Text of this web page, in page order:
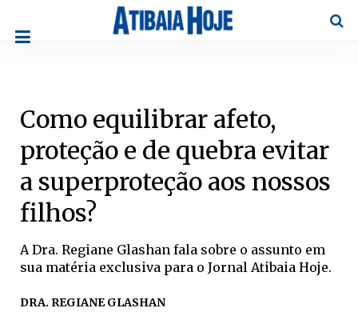
Como equilibrar afeto,
proteção e de quebra evitar
a superproteção aos nossos
filhos?
A Dra. Regiane Glashan fala sobre o assunto em
sua matéria exclusiva para o Jornal Atibaia Hoje.
DRA. REGIANE GLASHAN